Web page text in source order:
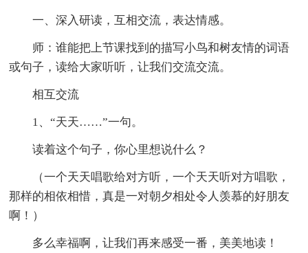
一、深入研读，互相交流，表达情感。
师：谁能把上节课找到的描写小鸟和树友情的词语
或句子，读给大家听听，让我们交流交流。
相互交流
1、“天天……”一句。
读着这个句子，你心里想说什么？
（一个天天唱歌给对方听，一个天天听对方唱歌，
那样的相依相惜，真是一对朝夕相处令人羡慕的好朋友
啊！）
多么幸福啊，让我们再来感受一番，美美地读！